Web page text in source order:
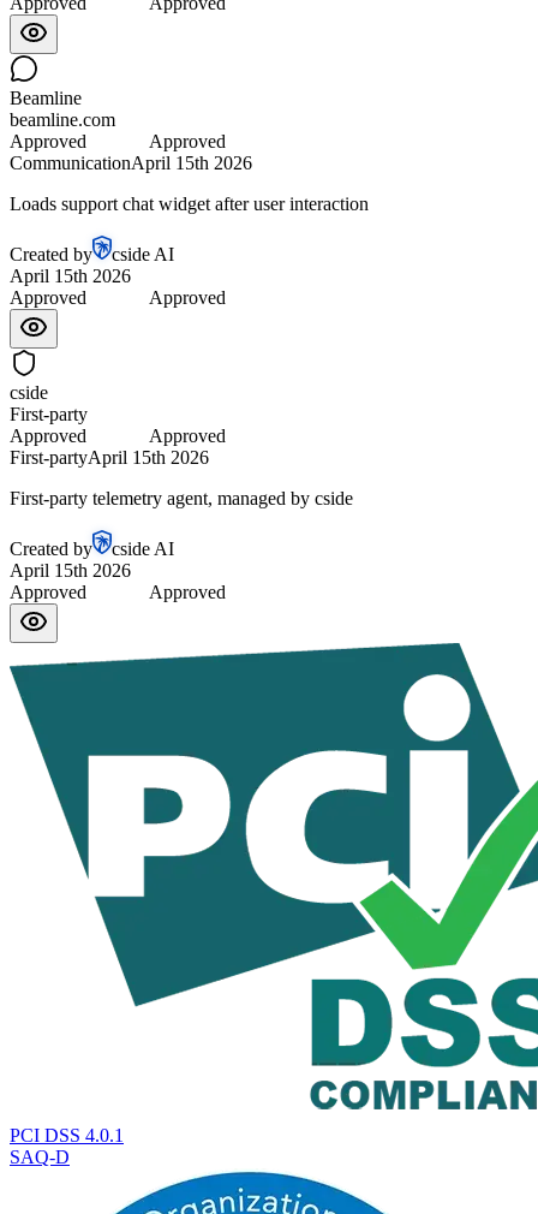
Beamline
beamline.com
Approved
Approved
CommunicationApril 15th 2026
Loads support chat widget after user interaction
Created by
cside AI
April 15th 2026
Approved
Approved
cside
First-party
Approved
Approved
First-partyApril 15th 2026
First-party telemetry agent, managed by cside
Created by
cside AI
April 15th 2026
Approved
Approved
PCI DSS 4.0.1
SAQ-D